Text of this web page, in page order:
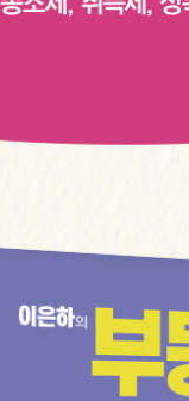
고해도 될까?
까?
다
게 적용될까?
다